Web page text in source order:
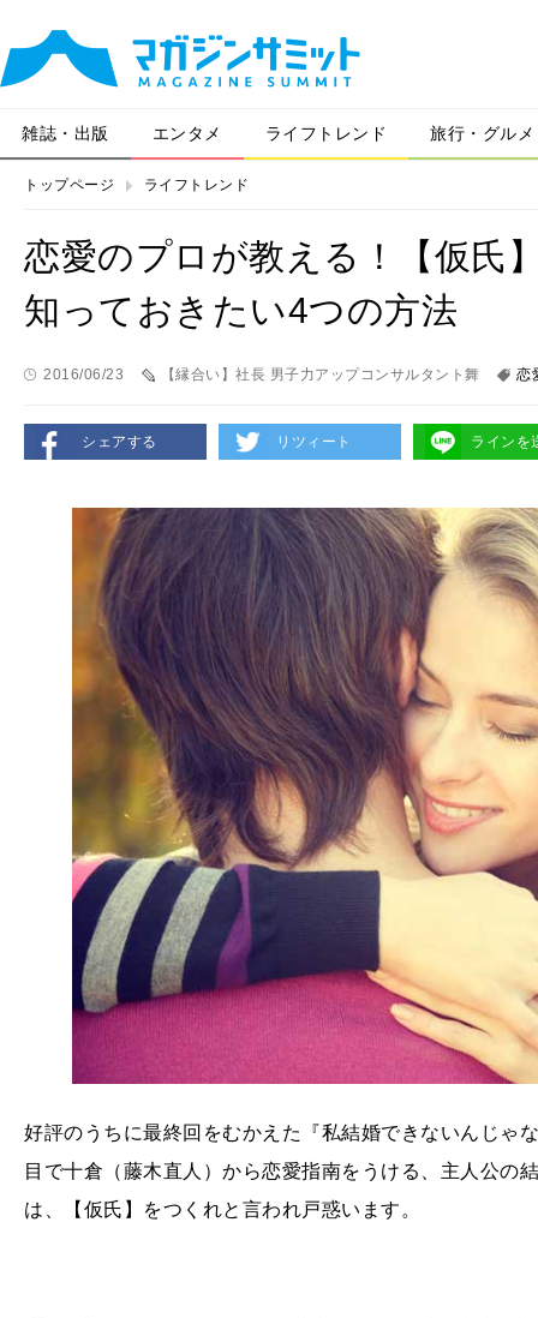
雑誌・出版 エンタメ ライフトレンド 旅行・グルメ
トップページ ライフトレンド
恋愛のプロが教える！【仮氏
知っておきたい4つの方法
2016/06/23 【縁合い】社長 男子力アップコンサルタント舞 恋
シェアする リツィート ラインを
好評のうちに最終回をむかえた『私結婚できないんじゃ
目で十倉（藤木直人）から恋愛指南をうける、主人公の
は、【仮氏】をつくれと言われ戸惑います。